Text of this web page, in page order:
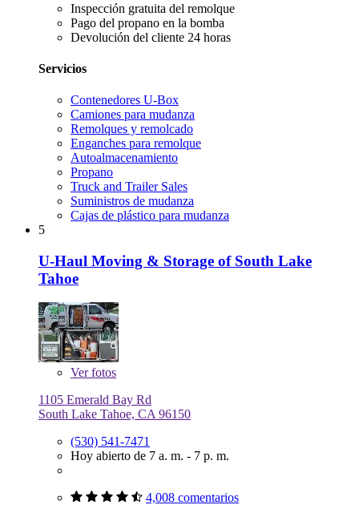
Inspección gratuita del remolque
Pago del propano en la bomba
Devolución del cliente 24 horas
Servicios
Contenedores U-Box
Camiones para mudanza
Remolques y remolcado
Enganches para remolque
Autoalmacenamiento
Propano
Truck and Trailer Sales
Suministros de mudanza
Cajas de plástico para mudanza
5
U-Haul Moving & Storage of South Lake
Tahoe
Verfotos
1105 Emerald Bay Rd
South Lake Tahoe, CA 96150
(530) 541-7471
Hoy abierto de 7 a. m. - 7 p. m.
4,008 comentarios